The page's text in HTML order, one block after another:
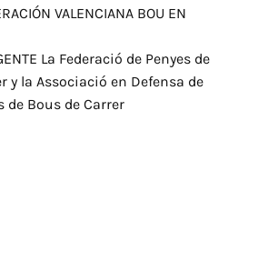
VALENCIANA BOU EN
La Federació de Penyes de
y la Associació en Defensa de
de Bous de Carrer